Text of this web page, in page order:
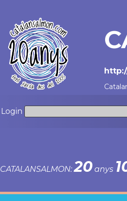
Login
CATALANSALMON:20anys